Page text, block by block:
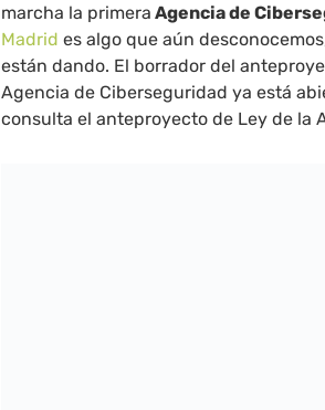
marcha la primera Agencia de
Madrid es algo que aún
están dando. El borrador del
Agencia de Ciberseguridad ya está
consulta el anteproyecto de Ley de la